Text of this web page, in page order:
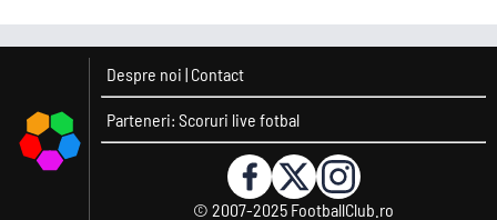
Despre noi | Contact
Parteneri: Scoruri live fotbal
© 2007-2025 FootballClub.ro